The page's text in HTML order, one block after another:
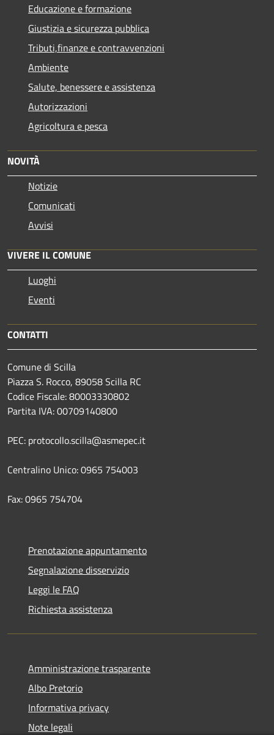
Educazione e formazione
Giustizia e sicurezza pubblica
Tributi,finanze e contravvenzioni
Ambiente
Salute, benessere e assistenza
Autorizzazioni
Agricoltura e pesca
NOVITÀ
Notizie
Comunicati
Avvisi
VIVERE IL COMUNE
Luoghi
Eventi
CONTATTI
Comune di Scilla
Piazza S. Rocco, 89058 Scilla RC
Codice Fiscale: 80003330802
Partita IVA: 00709140800
PEC: protocollo.scilla@asmepec.it
Centralino Unico: 0965 754003
Fax: 0965 754704
Prenotazione appuntamento
Segnalazione disservizio
Leggi le FAQ
Richiesta assistenza
Amministrazione trasparente
Albo Pretorio
Informativa privacy
Note legali